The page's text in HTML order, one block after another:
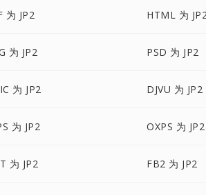
为 JP2 HTML 为
为 JP2 PSD 为 JP2
为 JP2 DJVU 为 JP2
为 JP2 OXPS 为 JP2
为 JP2 FB2 为 JP2